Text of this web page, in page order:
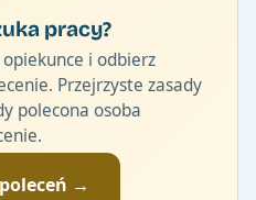
pracy?
i odbierz
Przejrzyste zasady
polecona osoba
→